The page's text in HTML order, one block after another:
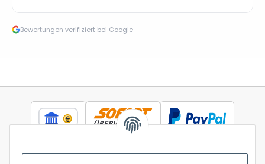
Bewertungen verifiziert bei Google